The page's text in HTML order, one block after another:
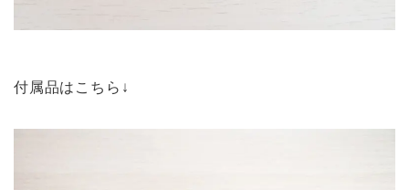
付属品はこちら↓